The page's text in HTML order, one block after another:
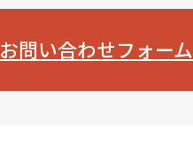
お問い合わせフォーム